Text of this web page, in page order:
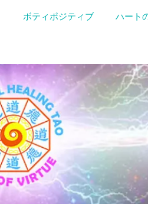
ボティポジティブ ハート